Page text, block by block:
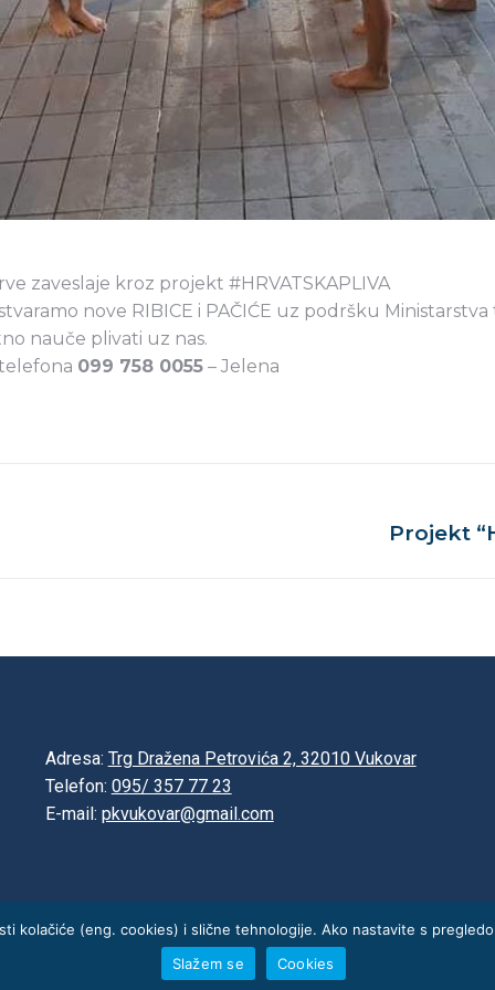
zaveslaje kroz projekt #HRVATSKAPLIVA
nove RIBICE i PAČIĆE uz podršku
nauče plivati uz nas.
099 758 0055 – Jelena
Projekt
Adresa: Trg Dražena Petrovića 2, 32010 Vukovar
Telefon: 095/ 357 77 23
E-mail: pkvukovar@gmail.com
kolačiće (eng. cookies) i slične tehnologije. Ako nastavite s
Slažem se
Cookies